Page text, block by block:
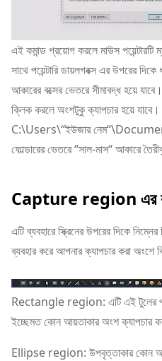
এই কমান্ড প্রয়োগ করলে মাউস
সাথে পয়েন্টারি ডায়লগবক্স এর উপরের
আকারের বক্সের ভেতরে সীমাবদ্ধ হয়ে
ক্লিক করলে অংশটুকু ক্যাপচার হয়ে যাবে।
C:\Users\“ইউজার
ফোল্ডারের ভেতরে “সাল-মাস“ আকারে
Capture region এর
এটি ব্যবহারে স্ক্রিনের উপরের দিকে
ব্যবহার করে আপনার ক্যাপচার করা অংশে
Rectangle region: এটি এই টুলের
ইচ্ছেমত কোন আয়তাকার অংশ ক্যাপচার
Ellipse region: উপবৃত্তাকার কোন